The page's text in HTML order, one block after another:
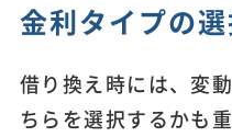
金利タイプの
借り換え時には、変
ちらを選択するかも